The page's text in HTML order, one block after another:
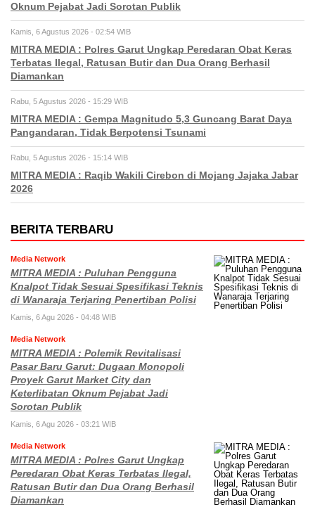
Oknum Pejabat Jadi Sorotan Publik
Kamis, 6 Agustus 2026 - 02:54 WIB
MITRA MEDIA : Polres Garut Ungkap Peredaran Obat Keras
Terbatas Ilegal, Ratusan Butir dan Dua Orang Berhasil
Diamankan
Rabu, 5 Agustus 2026 - 15:29 WIB
MITRA MEDIA : Gempa Magnitudo 5,3 Guncang Barat Daya
Pangandaran, Tidak Berpotensi Tsunami
Rabu, 5 Agustus 2026 - 15:14 WIB
MITRA MEDIA : Raqib Wakili Cirebon di Mojang Jajaka Jabar
2026
BERITA TERBARU
Media Network
MITRA MEDIA : Puluhan Pengguna
Knalpot Tidak Sesuai Spesifikasi Teknis
di Wanaraja Terjaring Penertiban Polisi
Kamis, 6 Agu 2026 - 04:48 WIB
Media Network
MITRA MEDIA : Polemik Revitalisasi
Pasar Baru Garut: Dugaan Monopoli
Proyek Garut Market City dan
Keterlibatan Oknum Pejabat Jadi
Sorotan Publik
Kamis, 6 Agu 2026 - 03:21 WIB
Media Network
MITRA MEDIA : Polres Garut Ungkap
Peredaran Obat Keras Terbatas Ilegal,
Ratusan Butir dan Dua Orang Berhasil
Diamankan